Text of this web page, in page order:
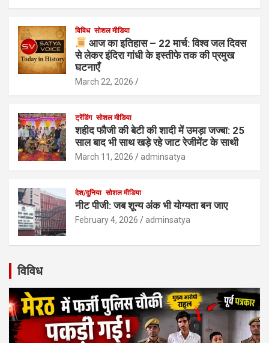
विविध सोशल मीडिया
आज का इतिहास – 22 मार्च: विश्व जल दिवस
से लेकर इंदिरा गांधी के इस्तीफे तक की प्रमुख
घटनाएँ
March 22, 2026
ट्रेंडिंग सोशल मीडिया
शहीद फौजी की बेटी की शादी में उमड़ा जज्बा: 25
साल बाद भी साथ खड़े रहे जाट रेजीमेंट के साथी
March 11, 2026 adminsatya
देश/दुनिया सोशल मीडिया
नीट पीजी: जब शून्य अंक भी योग्यता बन जाए
February 4, 2026 adminsatya
विविध